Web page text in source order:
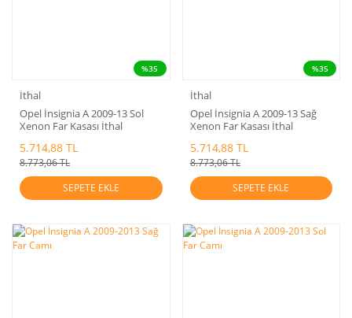
%35
İthal
Opel İnsignia A 2009-13 Sol
Xenon Far Kasası İthal
5.714,88 TL
8.773,06 TL
SEPETE EKLE
%35
İthal
Opel İnsignia A 2009-13 Sağ
Xenon Far Kasası İthal
5.714,88 TL
8.773,06 TL
SEPETE EKLE